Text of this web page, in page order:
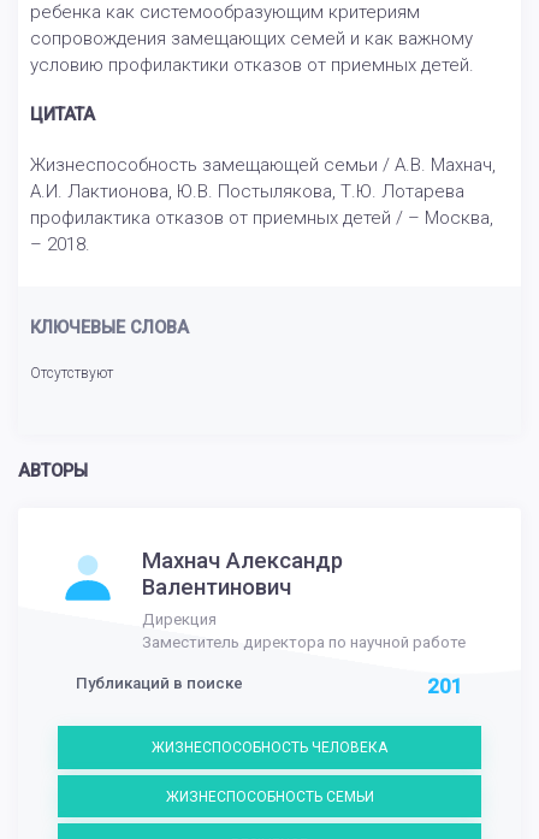
ребенка как системообразующим критериям
сопровождения замещающих семей и как важному
условию профилактики отказов от приемных детей.
ЦИТАТА
Жизнеспособность замещающей семьи / А.В. Махнач,
А.И. Лактионова, Ю.В. Постылякова, Т.Ю. Лотарева
профилактика отказов от приемных детей / – Москва,
– 2018.
КЛЮЧЕВЫЕ СЛОВА
Отсутствуют
АВТОРЫ
Махнач Александр
Валентинович
Дирекция
Заместитель директора по научной работе
Публикаций в поиске 201
ЖИЗНЕСПОСОБНОСТЬ ЧЕЛОВЕКА
ЖИЗНЕСПОСОБНОСТЬ СЕМЬИ